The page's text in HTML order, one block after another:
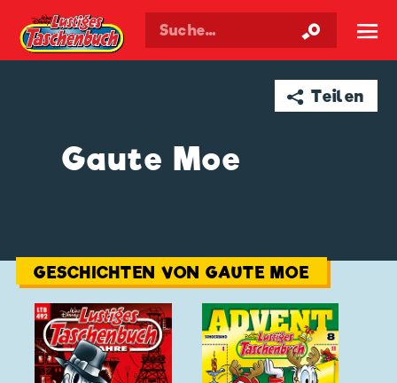
Walt Disneys Taschenbuch ☰
➦ Teilen
Gaute Moe
GESCHICHTEN VON GAUTE MOE